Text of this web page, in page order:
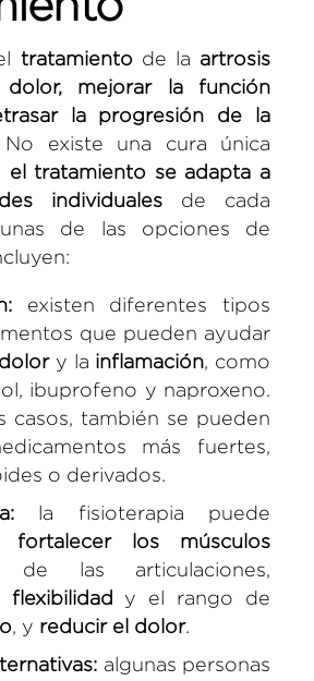
tratamientode la artrosis
dolor, mejorar la función
la progresión de la
No existe una cura única
el tratamiento se adapta a
individuales de cada
de las opciones de
existen diferentes tipos
que pueden ayudar
y la inflamación, como
ibuprofeno y naproxeno.
casos, también se pueden
más fuertes,
o derivados.
la fisioterapia puede
fortalecer los músculos
de las articulaciones,
flexibilidad y el rango de
, y reducir el dolor.
algunas personas